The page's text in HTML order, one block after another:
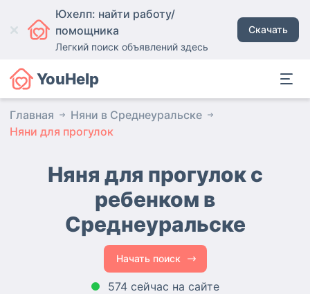
Юхелп: найти работу/
помощника
Легкий поиск объявлений здесь
Скачать
YouHelp
Главная
Няни в Среднеуральске
Няни для прогулок
Няня для прогулок с
ребенком в
Среднеуральске
Начать поиск
574 сейчас на сайте